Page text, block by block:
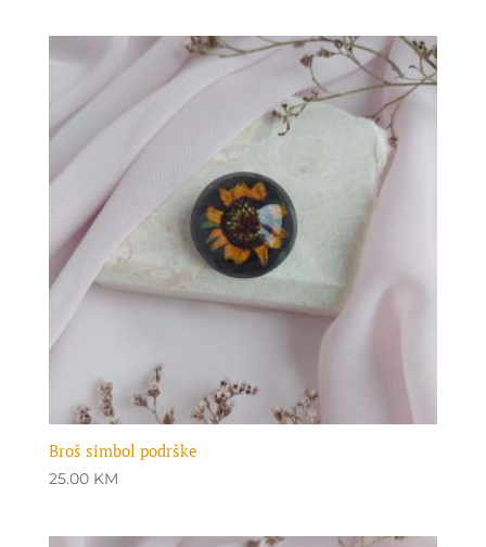
Broš simbol podrške
25.00 KM